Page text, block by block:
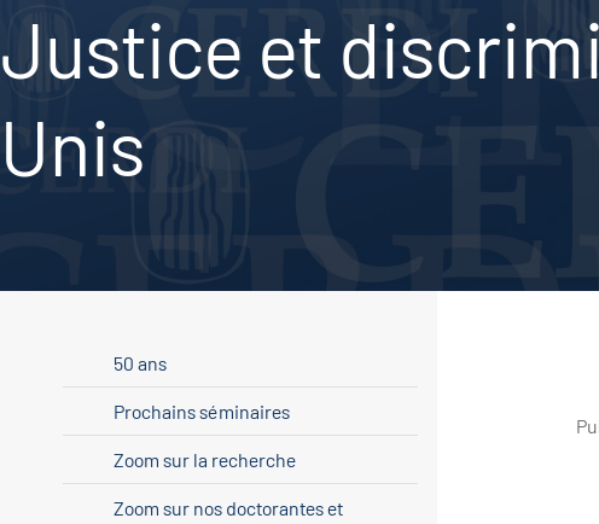
Justice et
Unis
50 ans
Prochains séminaires
Zoom sur la recherche
Zoom sur nos doctorantes et